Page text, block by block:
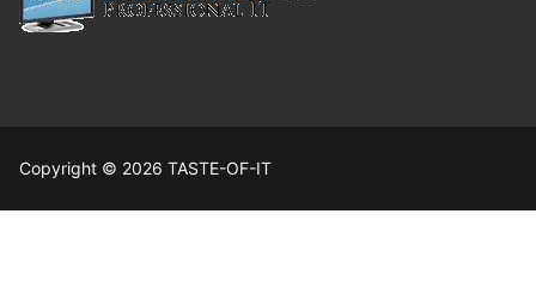
Copyright © 2026 TASTE-OF-IT